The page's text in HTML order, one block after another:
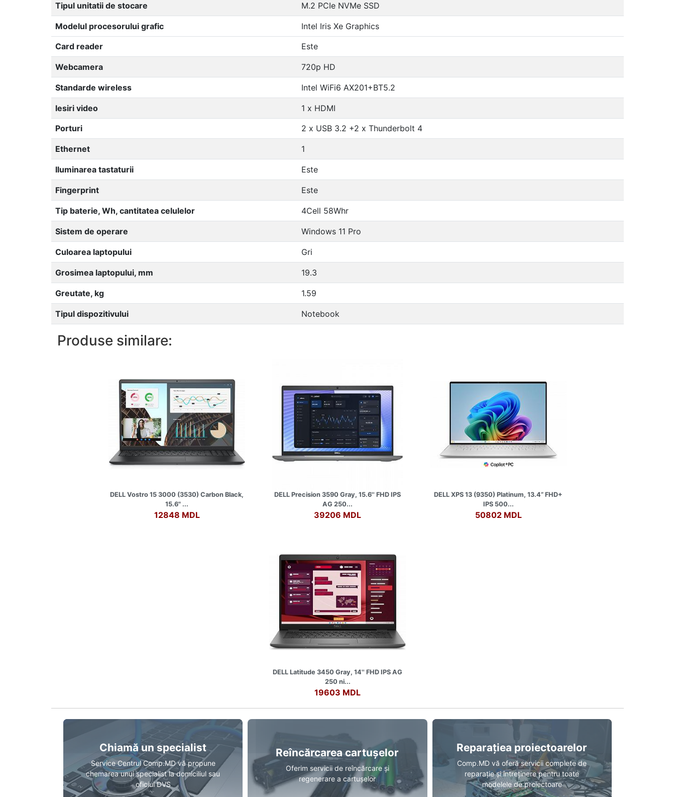
Tipul unitatii de stocare M.2 PCIe NVMe SSD
Modelul procesorului grafic
Intel Iris Xe Graphics
Card reader
Este
Webcamera 720p HD
Standarde wireless Intel WiFi6 AX201+BT5.2
Iesiri video
1 x HDMI
Porturi
2 x USB 3.2 +2 x Thunderbolt 4
Ethernet 1
Iluminarea tastaturii Este
Fingerprint Este
Tip baterie, Wh, cantitatea celulelor 4Cell 58Whr
Sistem de operare Windows 11 Pro
Culoarea laptopului Gri
Grosimea laptopului, mm 19.3
Greutate, kg 1.59
Tipul dispozitivului Notebook
Produse similare:
DELL Vostro 15 3000 (3530) Carbon Black,
15.6" ...
12848 MDL
DELL Precision 3590 Gray, 15.6'' FHD IPS
AG 250...
39206 MDL
DELL XPS 13 (9350) Platinum, 13.4” FHD+
IPS 500...
50802 MDL
DELL Latitude 3450 Gray, 14'' FHD IPS AG
250 ni...
19603 MDL
Chiamă un specialist
Service Centrul Comp.MD vă propune
chemarea unui specialist la domiciliul sau
oficiul DVS
Reîncărcarea cartușelor
Oferim servicii de reîncărcare și
regenerare a cartușelor
Reparațiea proiectoarelor
Comp.MD vă oferă servicii complete de
reparație și întreținere pentru toate
modelele de proiectoare